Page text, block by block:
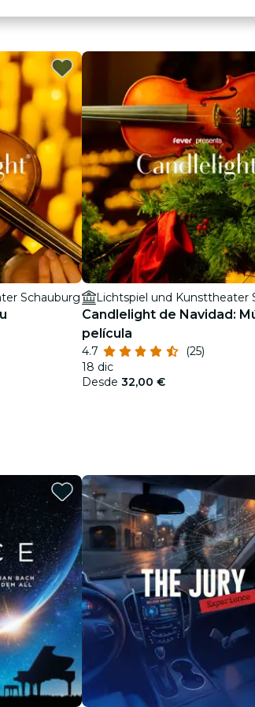
Schauburg Lichtspiel und Kunsttheater
Candlelight de Navidad:
película
4.7
(25)
18 dic
Desde 32,00 €